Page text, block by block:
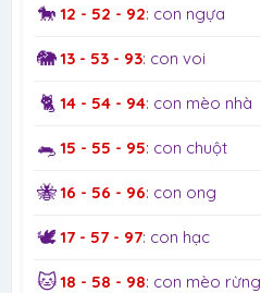
🐎 12 - 52 - 92: con ngựa
🐘13 - 53 - 93: con voi
🐈 14 - 54 - 94: con mèo nhà
🐀 15 - 55 - 95: con chuột
🐝16 - 56 - 96: con ong
🕊️17 - 57 - 97: con hạc
🐱18 - 58 - 98: con mèo rừng